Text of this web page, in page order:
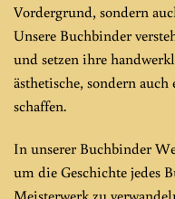
Vordergrund, sondern
Unsere Buchbinder
und setzen ihre
ästhetische, sondern
schaffen.
In unserer Buchbinder
um die Geschichte jedes
Meisterwerk zu